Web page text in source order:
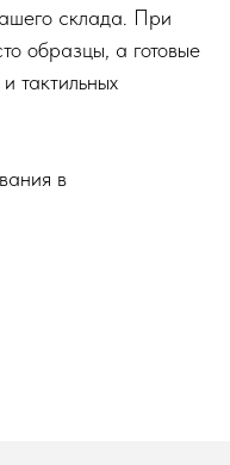
склада. При
образцы, а готовые
тактильных
в